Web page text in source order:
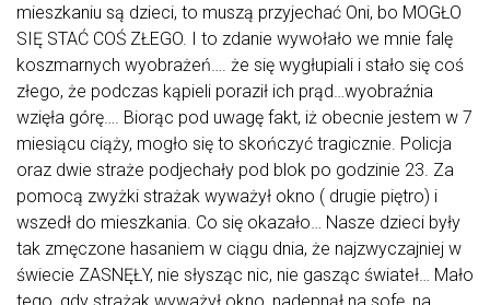
mieszkaniu są dzieci, to muszą przyjechać Oni, bo MOGŁO
SIĘ STAĆ COŚ ZŁEGO. I to zdanie wywołało we mnie falę
koszmarnych wyobrażeń…. że się wygłupiali i stało się coś
złego, że podczas kąpieli poraził ich prąd…wyobraźnia
wzięła górę…. Biorąc pod uwagę fakt, iż obecnie jestem w 7
miesiącu ciąży, mogło się to skończyć tragicznie. Policja
oraz dwie straże podjechały pod blok po godzinie 23. Za
pomocą zwyżki strażak wyważył okno ( drugie piętro) i
wszedł do mieszkania. Co się okazało… Nasze dzieci były
tak zmęczone hasaniem w ciągu dnia, że najzwyczajniej w
świecie ZASNĘŁY, nie słysząc nic, nie gasząc świateł… Mało